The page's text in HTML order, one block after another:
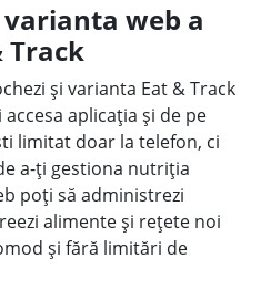
varianta web a
Track
și varianta Eat & Track
aplicația și de pe
limitat doar la telefon, ci
a-ți gestiona nutriția
poți să administrezi
alimente și rețete noi
și fără limitări de